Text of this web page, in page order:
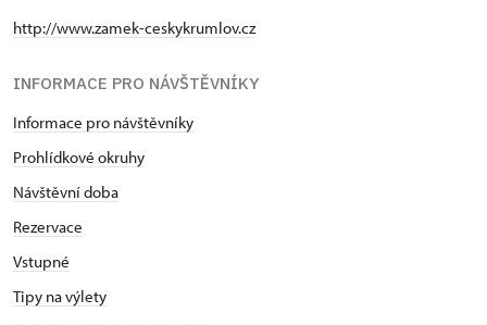
http://www.zamek-ceskykrumlov.cz
INFORMACE PRO NÁVŠTĚVNÍKY
Informace pro návštěvníky
Prohlídkové okruhy
Návštěvní doba
Rezervace
Vstupné
Tipy na výlety